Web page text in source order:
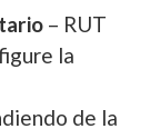
– RUT
la
de la